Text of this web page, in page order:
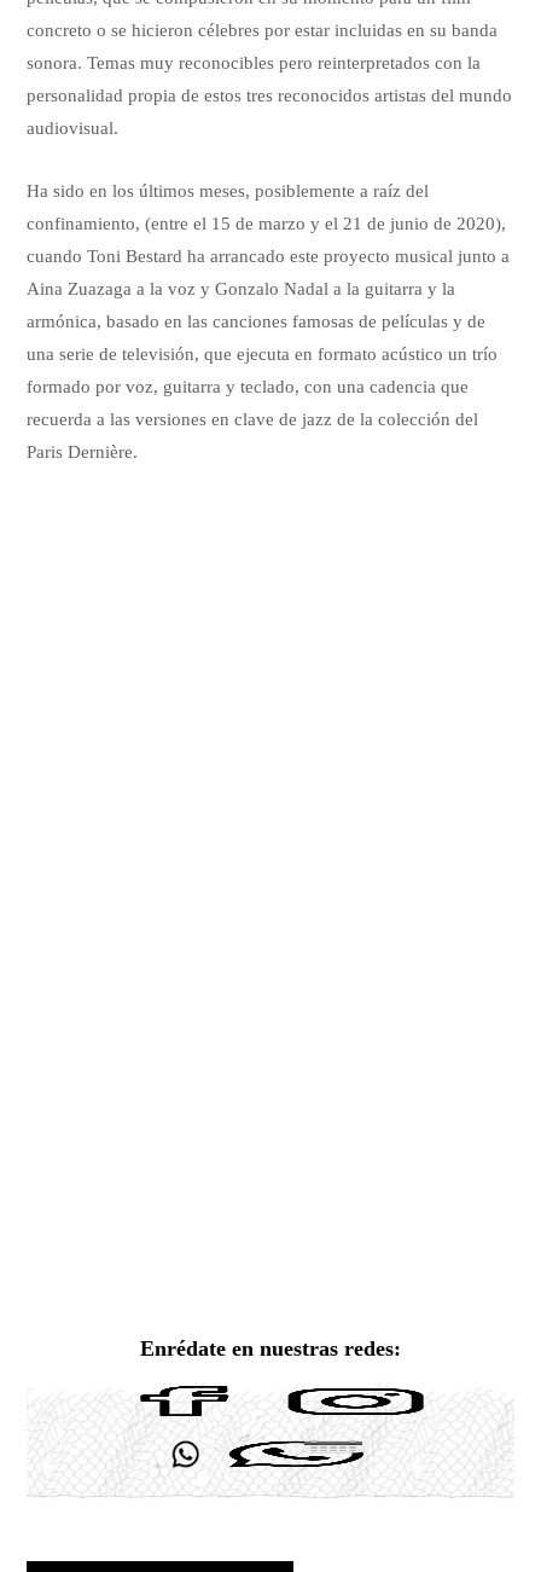
concreto o se hicieron célebres por estar incluidas en su banda
sonora. Temas muy reconocibles pero reinterpretados con la
personalidad propia de estos tres reconocidos artistas del mundo
audiovisual.
Ha sido en los últimos meses, posiblemente a raíz del
confinamiento, (entre el 15 de marzo y el 21 de junio de 2020),
cuando Toni Bestard ha arrancado este proyecto musical junto a
Aina Zuazaga a la voz y Gonzalo Nadal a la guitarra y la
armónica, basado en las canciones famosas de películas y de
una serie de televisión, que ejecuta en formato acústico un trío
formado por voz, guitarra y teclado, con una cadencia que
recuerda a las versiones en clave de jazz de la colección del
Paris Dernière.
Enrédate en nuestras redes: